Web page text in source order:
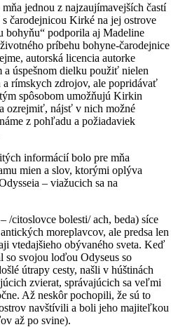
jednou z najzaujímavejších častí
čarodejnicou Kirké na jej ostrove
podporila aj Madeline
príbehu bohyne-čarodejnice
autorská licencia autorke
úspešnom dielku použiť nielen
rímskych zdrojov, ale popridávať
spôsobom umožňujú Kirkin
ozrejmiť, nájsť v nich možné
z pohľadu a požiadaviek
informácií bolo pre mňa
mien a slov, ktorými oplýva
– viažucich sa na
/citoslovce bolesti/ ach, beda) síce
moreplavcov, ale predsa len
vtedajšieho obývaného sveta. Keď
so svojou loďou Odyseus so
útrapy cesty, našli v húštinách
zvierat, správajúcich sa veľmi
Až neskôr pochopili, že sú to
navštívili a boli jeho majiteľkou
až po svine).